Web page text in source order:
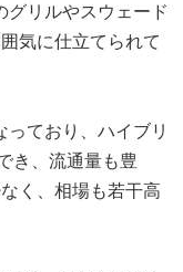
グリルやスウェード
気に仕立てられて
ており、ハイブリ
き、流通量も豊
く、相場も若干高